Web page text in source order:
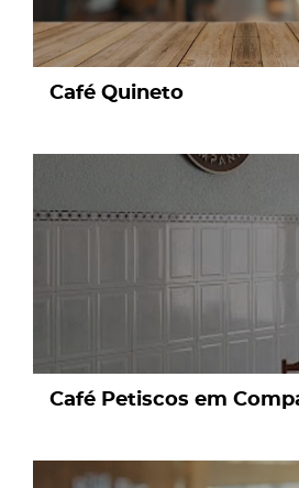
Café Quineto
Café Petiscos em
page